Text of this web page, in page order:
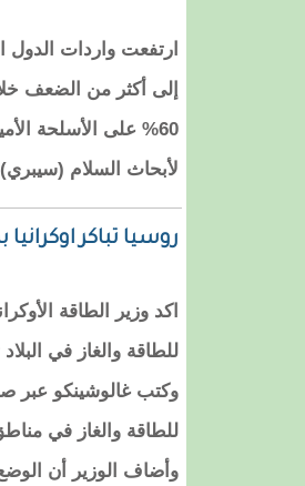
ارتفعت واردات
إلى أكثر من الضعف
60% على الأسلحة
لأبحاث السلام
روسيا تباكر
اكد وزير الطاقة
للطاقة والغاز في
وكتب غالوشينكو عبر
للطاقة والغاز في
وأضاف الوزير أن